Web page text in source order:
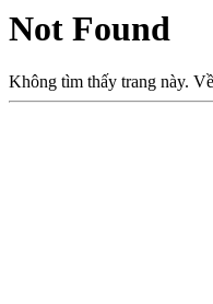
Not Found
Không tìm thấy trang này.